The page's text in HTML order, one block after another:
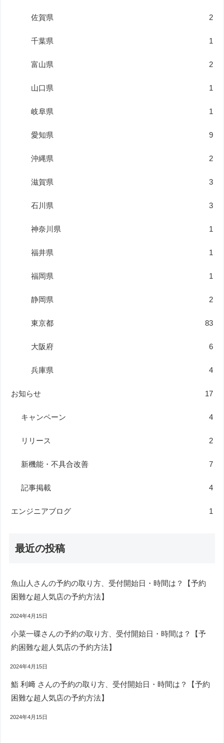
佐賀県 2
千葉県 1
富山県 2
山口県 1
岐阜県 1
愛知県 9
沖縄県 2
滋賀県 3
石川県 3
神奈川県 1
福井県 1
福岡県 1
静岡県 2
東京都 83
大阪府 6
兵庫県 4
お知らせ 17
キャンペーン 4
リリース 2
新機能・不具合改善 7
記事掲載 4
エンジニアブログ 1
最近の投稿
魚山人さんの予約の取り方、受付開始日・時間は？【予約
困難な超人気店の予約方法】
2024年4月15日
小菜一碟さんの予約の取り方、受付開始日・時間は？【予
約困難な超人気店の予約方法】
2024年4月15日
鮨 利﨑 さんの予約の取り方、受付開始日・時間は？【予約
困難な超人気店の予約方法】
2024年4月15日